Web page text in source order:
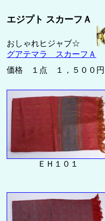
エジプト スカーフＡ
おしゃれヒジャブ☆
グアテマラ スカーフＡ
価格 １点 １，５０
ＥＨ１０１